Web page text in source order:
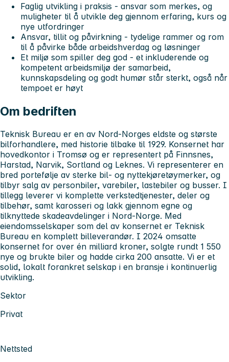
Faglig utvikling i praksis - ansvar som merkes, og
muligheter til å utvikle deg gjennom erfaring, kurs og
nye utfordringer
Ansvar, tillit og påvirkning - tydelige rammer og rom
til å påvirke både arbeidshverdag og løsninger
Et miljø som spiller deg god - et inkluderende og
kompetent arbeidsmiljø der samarbeid,
kunnskapsdeling og godt humør står sterkt, også når
tempoet er høyt
Om bedriften
Teknisk Bureau er en av Nord-Norges eldste og største
bilforhandlere, med historie tilbake til 1929. Konsernet har
hovedkontor i Tromsø og er representert på Finnsnes,
Harstad, Narvik, Sortland og Leknes. Vi representerer en
bred portefølje av sterke bil- og nyttekjøretøymerker, og
tilbyr salg av personbiler, varebiler, lastebiler og busser. I
tillegg leverer vi komplette verkstedtjenester, deler og
tilbehør, samt karosseri og lakk gjennom egne og
tilknyttede skadeavdelinger i Nord-Norge. Med
eiendomsselskaper som del av konsernet er Teknisk
Bureau en komplett billeverandør. I 2024 omsatte
konsernet for over én milliard kroner, solgte rundt 1 550
nye og brukte biler og hadde cirka 200 ansatte. Vi er et
solid, lokalt forankret selskap i en bransje i kontinuerlig
utvikling.
Sektor
Privat
Nettsted